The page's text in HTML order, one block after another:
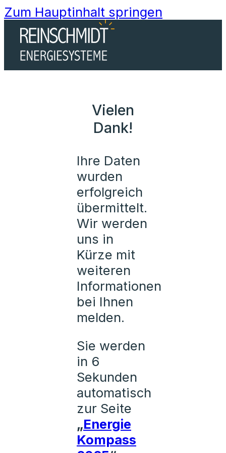
Zum Hauptinhalt springen
Vielen
Dank!
Ihre Daten
wurden
erfolgreich
übermittelt.
Wir werden
uns in
Kürze mit
weiteren
Informationen
bei Ihnen
melden.
Sie werden
in 6
Sekunden
automatisch
zur Seite
„Energie
Kompass